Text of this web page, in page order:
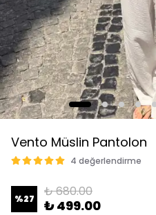
Vento Müslin Pantolon
4 değerlendirme
%27 ₺ 680.00
₺ 499.00